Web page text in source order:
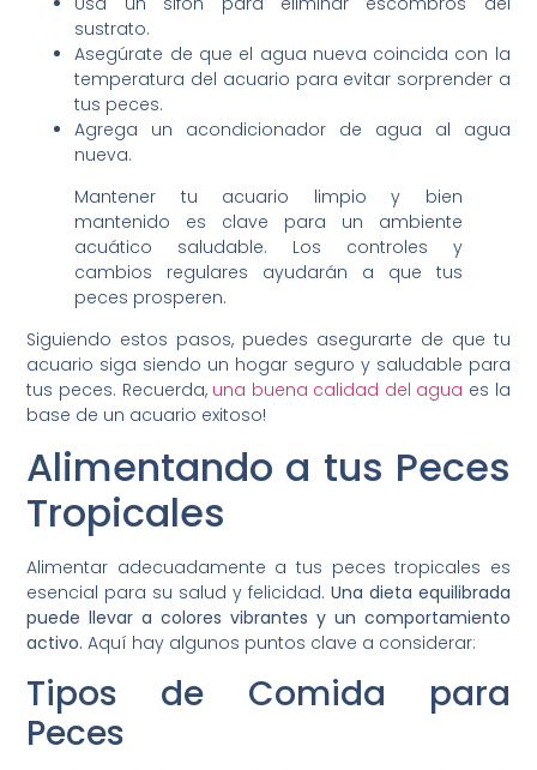
sustrato.
Asegúrate de que el agua nueva coincida con la
temperatura del acuario para evitar sorprender a
tus peces.
Agrega un acondicionador de agua al agua
nueva.
Mantener tu acuario limpio y bien
mantenido es clave para un ambiente
acuático saludable. Los controles y
cambios regulares ayudarán a que tus
peces prosperen.
Siguiendo estos pasos, puedes asegurarte de que tu
acuario siga siendo un hogar seguro y saludable para
tus peces. Recuerda, una buena calidad del agua es la
base de un acuario exitoso!
Alimentando a tus Peces
Tropicales
Alimentar adecuadamente a tus peces tropicales es
esencial para su salud y felicidad. Una dieta equilibrada
puede llevar a colores vibrantes y un comportamiento
activo. Aquí hay algunos puntos clave a considerar:
Tipos de Comida para
Peces